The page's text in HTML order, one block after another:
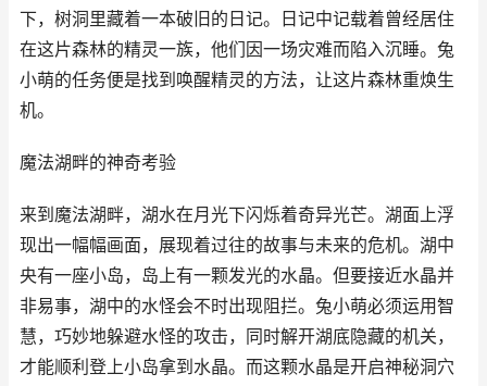
下，树洞里藏着一本破旧的日记。日记中记载着曾经居住
在这片森林的精灵一族，他们因一场灾难而陷入沉睡。兔
小萌的任务便是找到唤醒精灵的方法，让这片森林重焕生
机。
魔法湖畔的神奇考验
来到魔法湖畔，湖水在月光下闪烁着奇异光芒。湖面上浮
现出一幅幅画面，展现着过往的故事与未来的危机。湖中
央有一座小岛，岛上有一颗发光的水晶。但要接近水晶并
非易事，湖中的水怪会不时出现阻拦。兔小萌必须运用智
慧，巧妙地躲避水怪的攻击，同时解开湖底隐藏的机关，
才能顺利登上小岛拿到水晶。而这颗水晶是开启神秘洞穴